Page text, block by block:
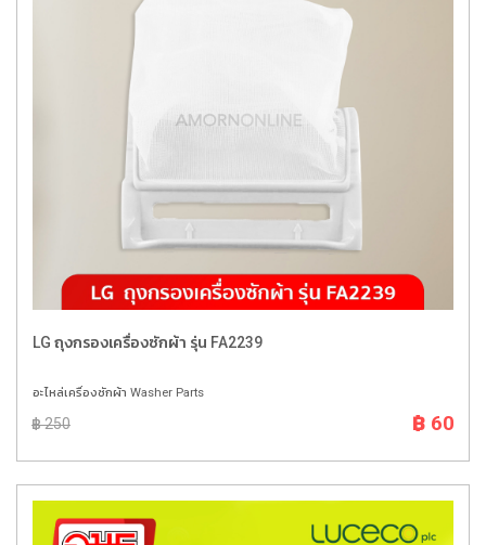
LG ถุงกรองเครื่องซักผ้า รุ่น FA2239
อะไหล่เครื่องซักผ้า Washer Parts
฿ 250 ฿ 60